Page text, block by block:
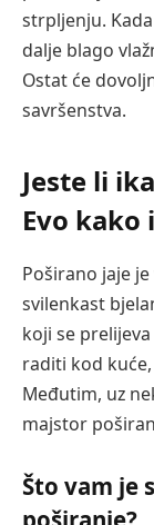
strpljenju.
dalje blago
Ostat će
savršenstva.
Jeste li
Evo
Poširano jaje
svilenkast
koji se
raditi kod
Međutim, uz
majstor
Što vam je